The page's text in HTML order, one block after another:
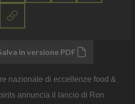
in versione PDF
nazionale di eccellenze food &
annuncia il lancio di Ron